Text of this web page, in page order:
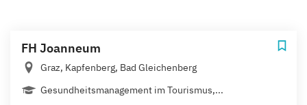
FH Joanneum
Graz, Kapfenberg, Bad Gleichenberg
Gesundheitsmanagement im Tourismus,...